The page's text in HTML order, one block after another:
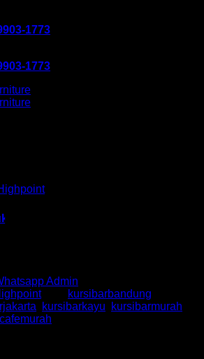
1773
1773
787 A
Admin
kursibarbandung
kursibarkayu kursibarmurah